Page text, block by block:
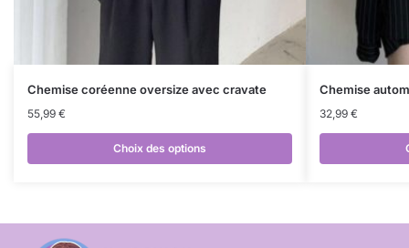
Chemise coréenne oversize avec cravate
55,99 €
Choix des options
Chemise
32,99 €